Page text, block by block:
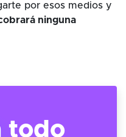
por esos medios y
ninguna
todo